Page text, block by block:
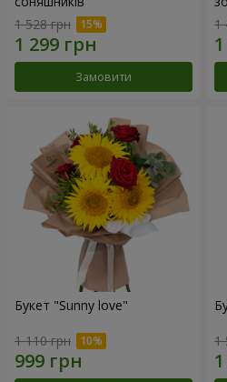
1 528 грн
Замовити
1
Букет "Sunny love"
1 110 грн 1